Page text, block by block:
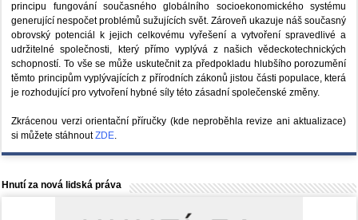
principu fungování současného globálního socioekonomického systému
generující nespočet problémů sužujících svět. Zároveň ukazuje náš současný
obrovský potenciál k jejich celkovému vyřešení a vytvoření spravedlivé a
udržitelné společnosti, který přímo vyplývá z našich vědeckotechnických
schopností. To vše se může uskutečnit za předpokladu hlubšího porozumění
těmto principům vyplývajících z přírodních zákonů jistou části populace, která
je rozhodující pro vytvoření hybné síly této zásadní společenské změny.
Zkrácenou verzi orientační příručky (kde neproběhla revize ani aktualizace)
si můžete stáhnoutZDE.
Hnutí za nová lidská práva